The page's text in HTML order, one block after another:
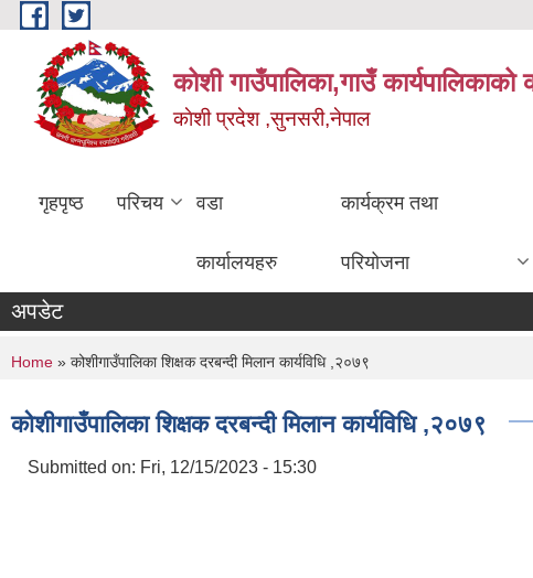
Skip to main content
कोशी गाउँपालिका,गाउँ कार्यपालिकाको
काेशी प्रदेश ,सुनसरी,नेपाल
गृहपृष्ठ परिचय वडा
कार्यालयहरु
कार्यक्रम तथा
परियोजना
अपडेट
You are here
Home » कोशीगाउँपालिका शिक्षक दरबन्दी मिलान कार्यविधि ,२०७९
कोशीगाउँपालिका शिक्षक दरबन्दी मिलान कार्यविधि ,२०७९
Submitted on: Fri, 12/15/2023 - 15:30